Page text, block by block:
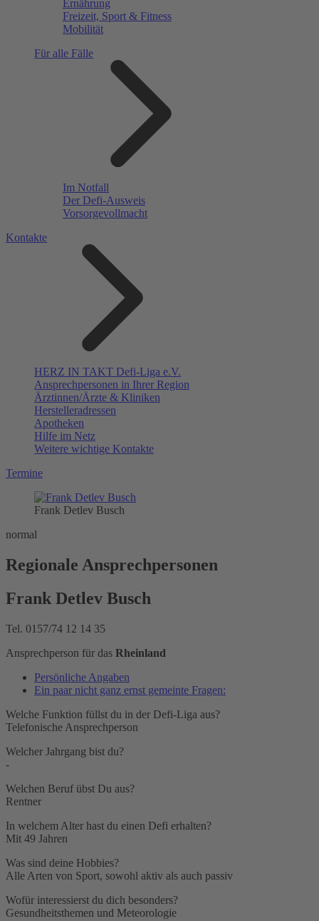
Ernährung
Freizeit, Sport & Fitness
Mobilität
Für alle Fälle
Im Notfall
Der Defi-Ausweis
Vorsorgevollmacht
Kontakte
HERZ IN TAKT Defi-Liga e.V.
Ansprechpersonen in Ihrer Region
Ärztinnen/Ärzte & Kliniken
Herstelleradressen
Apotheken
Hilfe im Netz
Weitere wichtige Kontakte
Termine
Frank Detlev Busch
normal
Regionale Ansprechpersonen
Frank Detlev Busch
Tel. 0157/74 12 14 35
Ansprechperson für das Rheinland
Persönliche Angaben
Ein paar nicht ganz ernst gemeinte Fragen:
Welche Funktion füllst du in der Defi-Liga aus?
Telefonische Ansprechperson
Welcher Jahrgang bist du?
-
Welchen Beruf übst Du aus?
Rentner
In welchem Alter hast du einen Defi erhalten?
Mit 49 Jahren
Was sind deine Hobbies?
Alle Arten von Sport, sowohl aktiv als auch passiv
Wofür interessierst du dich besonders?
Gesundheitsthemen und Meteorologie